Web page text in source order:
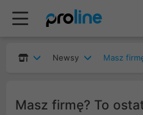
Newsy
Masz firmę? To